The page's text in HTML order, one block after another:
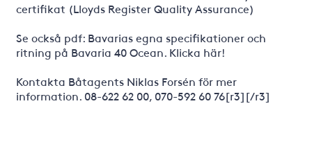
certifikat (Lloyds Register Quality Assurance)
Se också pdf: Bavarias egna specifikationer och
ritning på Bavaria 40 Ocean. Klicka här!
Kontakta Båtagents Niklas Forsén för mer
information. 08-622 62 00, 070-592 60 76[r3][/r3]